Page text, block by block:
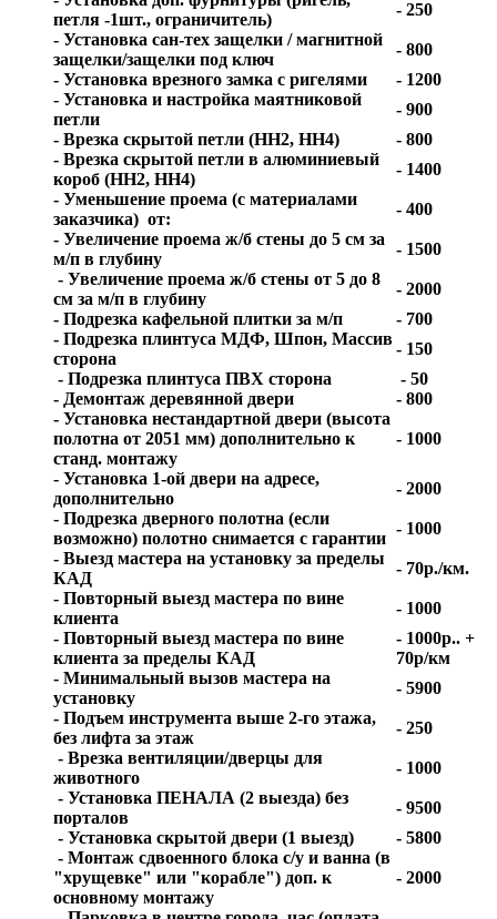
петля -1шт., ограничитель)
- 250
- Установка сан-тех защелки / магнитной
защелки/защелки под ключ
- 800
- Установка врезного замка с ригелями
- 1200
- Установка и настройка маятниковой
петли
- 900
- Врезка скрытой петли (HH2, HH4)
- 800
- Врезка скрытой петли в алюминиевый
короб (HH2, HH4)
- 1400
- Уменьшение проема (с материалами
заказчика) от:
- 400
- Увеличение проема ж/б стены до 5 см за
м/п в глубину
- 1500
- Увеличение проема ж/б стены от 5 до 8
см за м/п в глубину
- 2000
- Подрезка кафельной плитки за м/п
- 700
- Подрезка плинтуса МДФ, Шпон, Массив
сторона
- 150
- Подрезка плинтуса ПВХ сторона
- 50
- Демонтаж деревянной двери
- 800
- Установка нестандартной двери (высота
полотна от 2051 мм) дополнительно к
станд. монтажу
- 1000
- Установка 1-ой двери на адресе,
дополнительно
- 2000
- Подрезка дверного полотна (если
возможно) полотно снимается с гарантии
- 1000
- Выезд мастера на установку за пределы
КАД
- 70р./км.
- Повторный выезд мастера по вине
клиента
- 1000
- Повторный выезд мастера по вине
клиента за пределы КАД
- 1000р.. +
70р/км
- Минимальный вызов мастера на
установку
- 5900
- Подъем инструмента выше 2-го этажа,
без лифта за этаж
- 250
- Врезка вентиляции/дверцы для
животного
- 1000
- Установка ПЕНАЛА (2 выезда) без
порталов
- 9500
- Установка скрытой двери (1 выезд)
- 5800
- Монтаж сдвоенного блока с/у и ванна (в
"хрущевке" или "корабле") доп. к
основному монтажу
- 2000